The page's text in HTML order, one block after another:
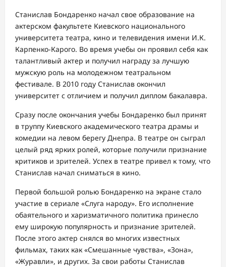
Станислав Бондаренко начал свое образование на
актерском факультете Киевского национального
университета театра, кино и телевидения имени И.К.
Карпенко-Карого. Во время учебы он проявил себя как
талантливый актер и получил награду за лучшую
мужскую роль на молодежном театральном
фестивале. В 2010 году Станислав окончил
университет с отличием и получил диплом бакалавра.
Сразу после окончания учебы Бондаренко был принят
в труппу Киевского академического театра драмы и
комедии на левом берегу Днепра. В театре он сыграл
целый ряд ярких ролей, которые получили признание
критиков и зрителей. Успех в театре привел к тому, что
Станислав начал сниматься в кино.
Первой большой ролью Бондаренко на экране стало
участие в сериале «Слуга народу». Его исполнение
обаятельного и харизматичного политика принесло
ему широкую популярность и признание зрителей.
После этого актер снялся во многих известных
фильмах, таких как «Смешанные чувства», «Зона»,
«Журавли», и других. За свои работы Станислав